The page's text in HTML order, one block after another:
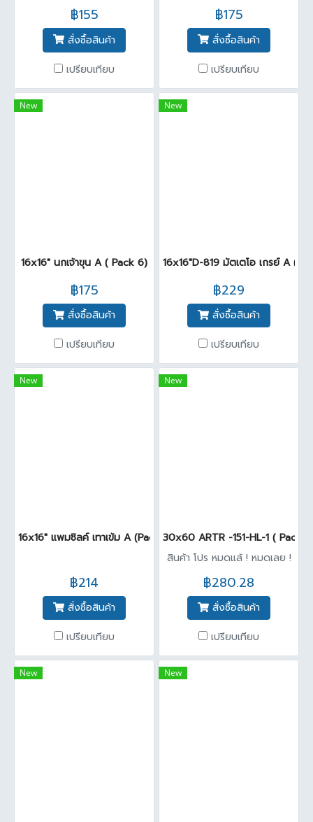
฿155
สั่งซื้อสินค้า
เปรียบเทียบ
฿175
สั่งซื้อสินค้า
เปรียบเทียบ
New
16x16" นกเจ้าขุน A ( Pack 6)
฿175
สั่งซื้อสินค้า
เปรียบเทียบ
New
16x16"D-819 มัตเตโอ เกรย์ A
฿229
สั่งซื้อสินค้า
เปรียบเทียบ
New
16x16" แพมซิลค์ เทาเข้ม A (Pack 6)
฿214
สั่งซื้อสินค้า
เปรียบเทียบ
New
30x60 ARTR -151-HL-1 ( Pack
สินค้า โปร หมดแล้ ! หมดเลย !
฿280.28
สั่งซื้อสินค้า
เปรียบเทียบ
New New